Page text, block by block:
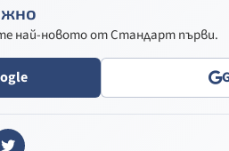
най-новото от Стандарт първи.